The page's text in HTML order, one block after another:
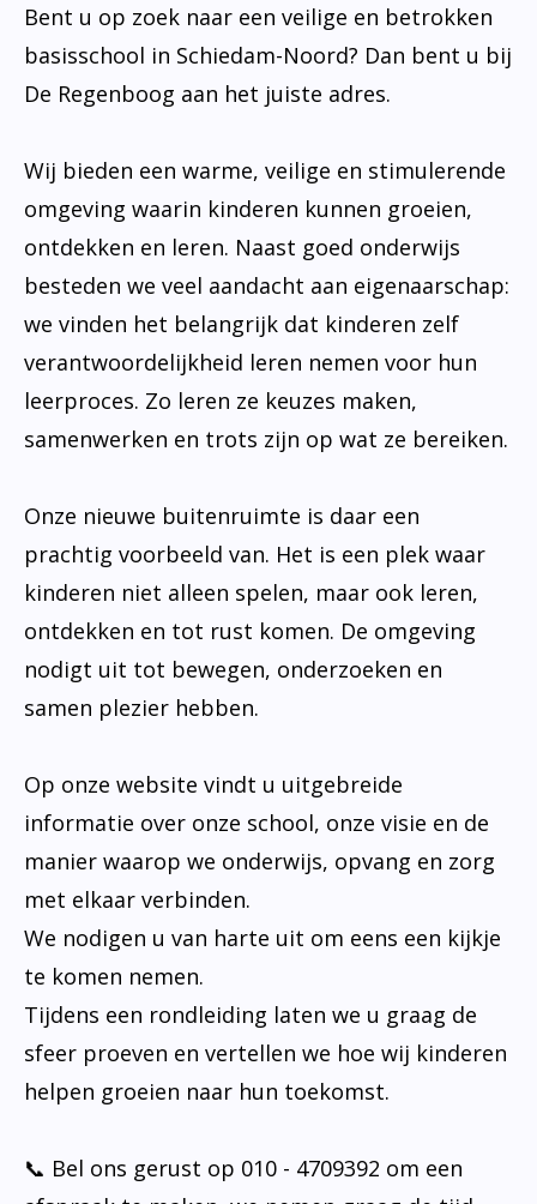
Bent u op zoek naar een veilige en betrokken
basisschool in Schiedam-Noord? Dan bent u bij
De Regenboog aan het juiste adres.
Wij bieden een warme, veilige en stimulerende
omgeving waarin kinderen kunnen groeien,
ontdekken en leren. Naast goed onderwijs
besteden we veel aandacht aan eigenaarschap:
we vinden het belangrijk dat kinderen zelf
verantwoordelijkheid leren nemen voor hun
leerproces. Zo leren ze keuzes maken,
samenwerken en trots zijn op wat ze bereiken.
Onze nieuwe buitenruimte is daar een
prachtig voorbeeld van. Het is een plek waar
kinderen niet alleen spelen, maar ook leren,
ontdekken en tot rust komen. De omgeving
nodigt uit tot bewegen, onderzoeken en
samen plezier hebben.
Op onze website vindt u uitgebreide
informatie over onze school, onze visie en de
manier waarop we onderwijs, opvang en zorg
met elkaar verbinden.
We nodigen u van harte uit om eens een kijkje
te komen nemen.
Tijdens een rondleiding laten we u graag de
sfeer proeven en vertellen we hoe wij kinderen
helpen groeien naar hun toekomst.
📞 Bel ons gerust op 010 - 4709392 om een